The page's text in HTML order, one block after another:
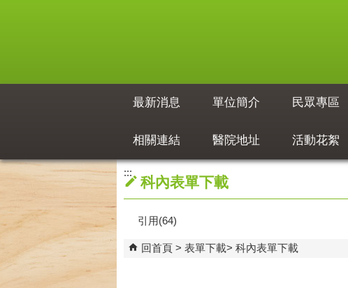
最新消息 單位簡介 民眾專區
相關連結 醫院地址 活動花絮
:::
科內表單下載
引用(64)
回首頁 表單下載 科內表單下載